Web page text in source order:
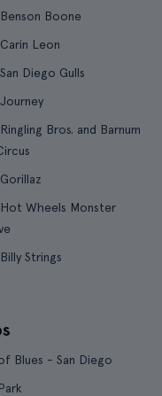
Boone
Leon
Diego Gulls
Bros. and Barnum
Hot Wheels Monster
Strings
Blues - San Diego